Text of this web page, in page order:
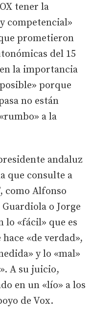
tener la
competencial»
prometieron
del 15
la importancia
porque
no están
a la
andaluz
que consulte a
como Alfonso
o Jorge
lo «fácil» que es
«de verdad»,
y lo «mal»
A su juicio,
en un «lío» a los
de Vox.